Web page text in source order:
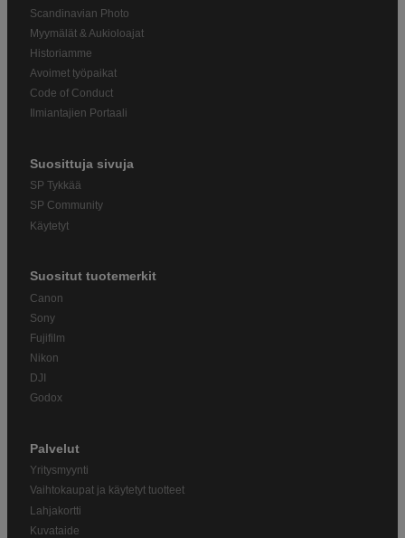
Scandinavian Photo
Myymälät & Aukioloajat
Historiamme
Avoimet työpaikat
Code of Conduct
Ilmiantajien Portaali
Suosittuja sivuja
SP Tykkää
SP Community
Käytetyt
Suositut tuotemerkit
Canon
Sony
Fujifilm
Nikon
DJI
Godox
Palvelut
Yritysmyynti
Vaihtokaupat ja käytetyt tuotteet
Lahjakortti
Kuvataide